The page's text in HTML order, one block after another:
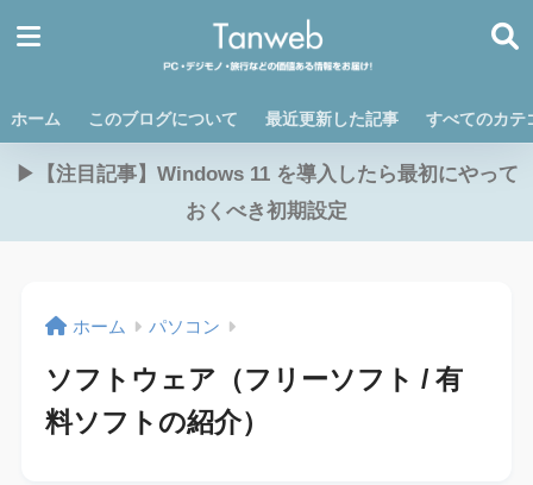
ホーム このブログについて 最近更新した記事 すべてのカテ
▶【注目記事】Windows 11 を導入したら最初にやって
おくべき初期設定
ホーム パソコン
ソフトウェア（フリーソフト / 有
料ソフトの紹介）